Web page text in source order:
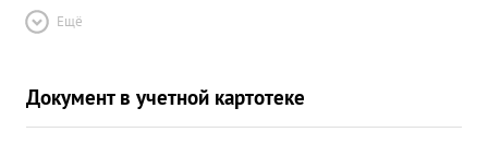
Ещё
Документ в учетной картотеке